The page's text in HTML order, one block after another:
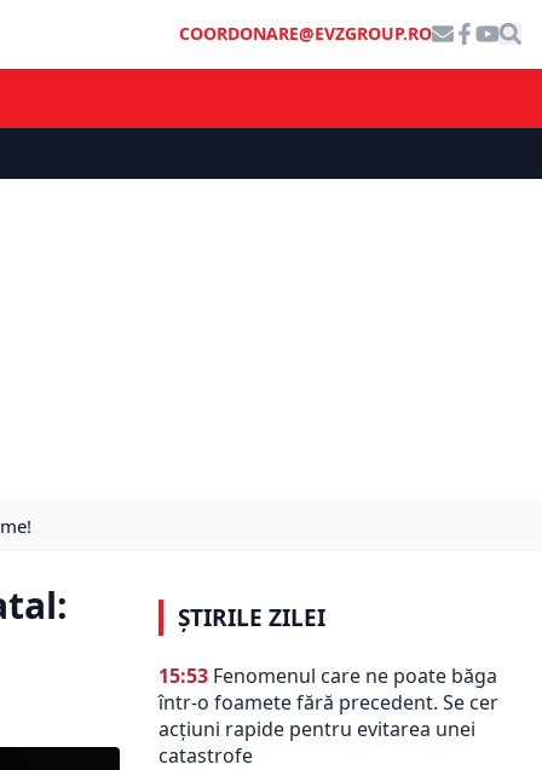
COORDONARE@EVZGROUP.RO
ȘTIRILE ZILEI
15:53 Fenomenul care ne poate băga
într-o foamete fără precedent. Se cer
acțiuni rapide pentru evitarea unei
catastrofe